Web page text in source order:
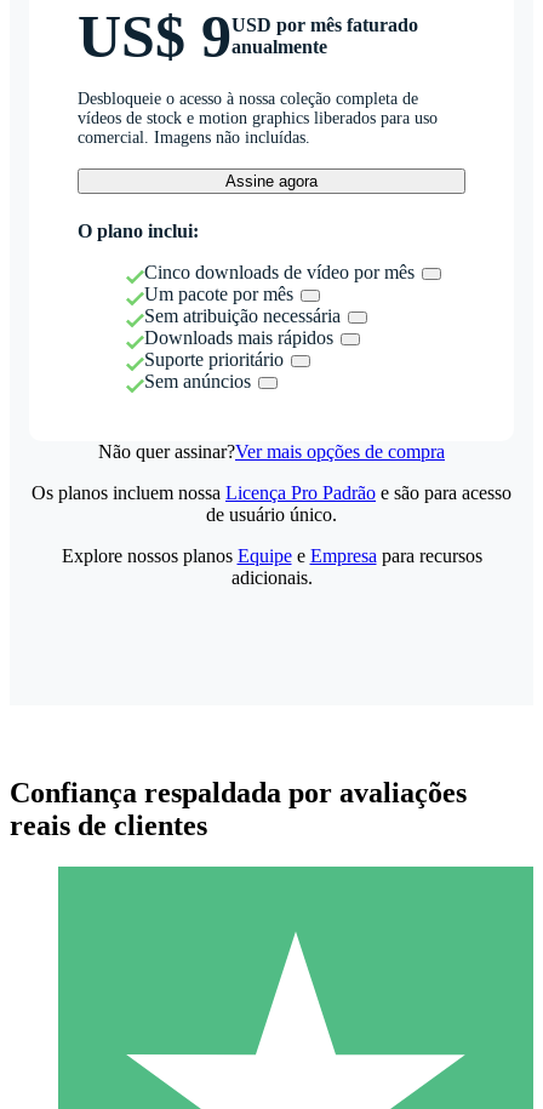
US$ 9USD por mês faturado
anualmente
Desbloqueie o acesso à nossa coleção completa de
vídeos de stock e motion graphics liberados para uso
comercial. Imagens não incluídas.
Assine agora
O plano inclui:
Cinco downloads de vídeo por mês
Um pacote por mês
Sem atribuição necessária
Downloads mais rápidos
Suporte prioritário
Sem anúncios
Não quer assinar?Ver mais opções de compra
Pacotes de Créditos Individuais
Pague conforme o uso com créditos de download. Sem
Os planos incluem nossa Licença Pro Padrão e são para acesso
de usuário único.
Explore nossos planos Equipee Empresa para recursos
adicionais.
Confiança respaldada por avaliações
reais de clientes